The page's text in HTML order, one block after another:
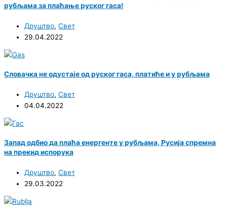
рубљама за плаћање руског гаса!
Друштво, Свет
29.04.2022
Словачка не одустаје од руског гаса, платиће и у рубљама
Друштво, Свет
04.04.2022
Запад одбио да плаћа енергенте у рубљама, Русија спремна
на прекид испорука
Друштво, Свет
29.03.2022